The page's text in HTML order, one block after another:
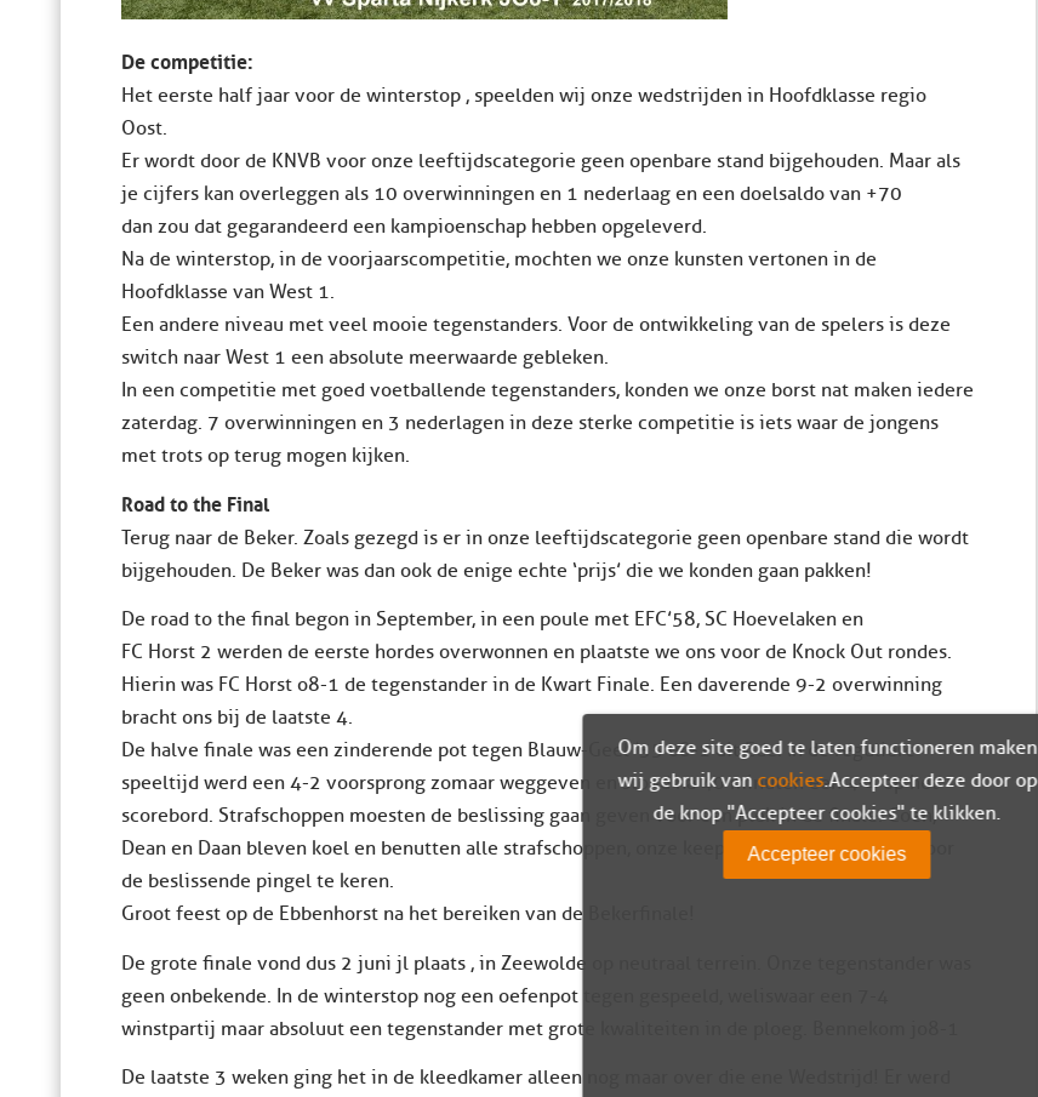
De competitie:
Het eerste half jaar voor de winterstop , speelden wij onze wedstrijden in Hoofdklasse regio
Oost.
Er wordt door de KNVB voor onze leeftijdscategorie geen openbare stand bijgehouden. Maar als
je cijfers kan overleggen als 10 overwinningen en 1 nederlaag en een doelsaldo van +70
dan zou dat gegarandeerd een kampioenschap hebben opgeleverd.
Na de winterstop, in de voorjaarscompetitie, mochten we onze kunsten vertonen in de
Hoofdklasse van West 1.
Een andere niveau met veel mooie tegenstanders. Voor de ontwikkeling van de spelers is deze
switch naar West 1 een absolute meerwaarde gebleken.
In een competitie met goed voetballende tegenstanders, konden we onze borst nat maken iedere
zaterdag. 7 overwinningen en 3 nederlagen in deze sterke competitie is iets waar de jongens
met trots op terug mogen kijken.
Road to the Final
Terug naar de Beker. Zoals gezegd is er in onze leeftijdscategorie geen openbare stand die wordt
bijgehouden. De Beker was dan ook de enige echte ‘prijs’ die we konden gaan pakken!
De road to the final begon in September, in een poule met EFC’58, SC Hoevelaken en
FC Horst 2 werden de eerste hordes overwonnen en plaatste we ons voor de Knock Out rondes.
Hierin was FC Horst o8-1 de tegenstander in de Kwart Finale. Een daverende 9-2 overwinning
bracht ons bij de laatste 4.
De halve finale was een zinderende pot tegen Blauw-Geel ’55 o8-1 uit Ede. In de reguliere
speeltijd werd een 4-2 voorsprong zomaar weggeven en stond na 40 minuten een 4-4 op het
scorebord. Strafschoppen moesten de beslissing gaan geven voor een plek in de finale. Coen,
Dean en Daan bleven koel en benutten alle strafschoppen, onze keeper Liam werd de held door
de beslissende pingel te keren.
Groot feest op de Ebbenhorst na het bereiken van de Bekerfinale!
De grote finale vond dus 2 juni jl plaats , in Zeewolde op neutraal terrein. Onze tegenstander was
geen onbekende. In de winterstop nog een oefenpot tegen gespeeld, weliswaar een 7-4
winstpartij maar absoluut een tegenstander met grote kwaliteiten in de ploeg. Bennekom jo8-1
De laatste 3 weken ging het in de kleedkamer alleen nog maar over die ene Wedstrijd! Er werd
Om deze site goed te laten functioneren maken
wij gebruik van cookies. Accepteer deze door op
de knop "Accepteer cookies" te klikken.
Accepteer cookies